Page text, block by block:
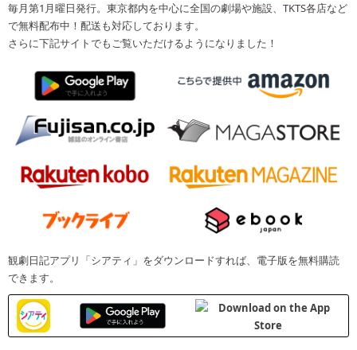
毎月第1月曜日発行。東京都内を中心に全国の劇場や施設、TKTS各店など
で無料配布中！配送も対応しております。
さらに下記サイトでもご覧いただけるようになりました！
観劇日記アプリ「シアティ」をダウンロードすれば、電子版を無料購読
できます。